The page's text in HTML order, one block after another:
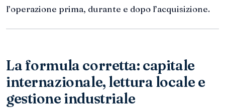
l’operazione prima, durante e dopo l’acquisizione.
La formula corretta: capitale
internazionale, lettura locale e
gestione industriale